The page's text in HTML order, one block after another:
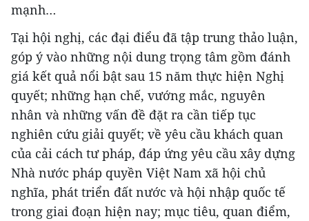
mạnh…
Tại hội nghị, các đại điểu đã tập trung thảo luận,
góp ý vào những nội dung trọng tâm gồm đánh
giá kết quả nổi bật sau 15 năm thực hiện Nghị
quyết; những hạn chế, vướng mắc, nguyên
nhân và những vấn đề đặt ra cần tiếp tục
nghiên cứu giải quyết; về yêu cầu khách quan
của cải cách tư pháp, đáp ứng yêu cầu xây dựng
Nhà nước pháp quyền Việt Nam xã hội chủ
nghĩa, phát triển đất nước và hội nhập quốc tế
trong giai đoạn hiện nay; mục tiêu, quan điểm,